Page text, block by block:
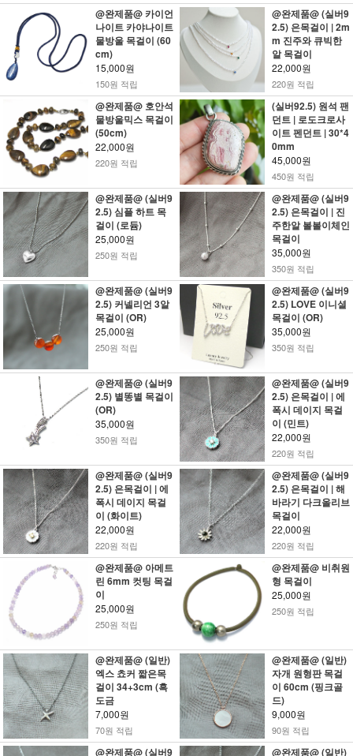
@완제품@ 카이언
나이트 카야나이트
물방울 목걸이 (60
cm)
15,000원
150원 적립
@완제품@ (실버9
2.5) 은목걸이 | 2m
m 진주와 큐빅한
알 목걸이
22,000원
220원 적립
@완제품@ 호안석
물방울믹스 목걸이
(50cm)
22,000원
220원 적립
(실버92.5) 원석 팬
던트 | 로도크로사
이트 펜던트 | 30*4
0mm
45,000원
450원 적립
@완제품@ (실버9
2.5) 심플 하트 목
걸이 (로듐)
25,000원
250원 적립
@완제품@ (실버9
2.5) 은목걸이 | 진
주한알 볼볼이체인
목걸이
35,000원
350원 적립
@완제품@ (실버9
2.5) 커넬리언 3알
목걸이 (OR)
25,000원
250원 적립
@완제품@ (실버9
2.5) LOVE 이니셜
목걸이 (OR)
35,000원
350원 적립
@완제품@ (실버9
2.5) 별똥별 목걸이
(OR)
35,000원
350원 적립
@완제품@ (실버9
2.5) 은목걸이 | 에
폭시 데이지 목걸
이 (민트)
22,000원
220원 적립
@완제품@ (실버9
2.5) 은목걸이 | 에
폭시 데이지 목걸
이 (화이트)
22,000원
220원 적립
@완제품@ (실버9
2.5) 은목걸이 | 해
바라기 다크올리브
목걸이
22,000원
220원 적립
@완제품@ 아메트
린 6mm 컷팅 목걸
이
25,000원
250원 적립
@완제품@ 비취원
형 목걸이
25,000원
250원 적립
@완제품@ (일반)
엑스 쵸커 짧은목
걸이 34+3cm (흑
도금
7,000원
70원 적립
@완제품@ (일반)
자개 원형판 목걸
이 60cm (핑크골
드)
9,000원
90원 적립
@완제품@ (실버9
@완제품@ (일반)